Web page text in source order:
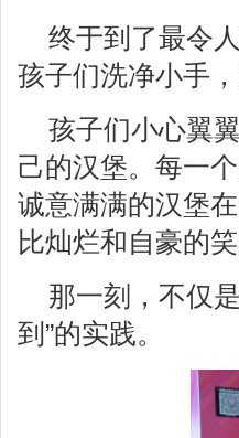
终于到了最令
孩子们洗净小手
孩子们小心翼
己的汉堡。每一
诚意满满的汉堡
比灿烂和自豪的
那一刻，不仅
到”的实践。